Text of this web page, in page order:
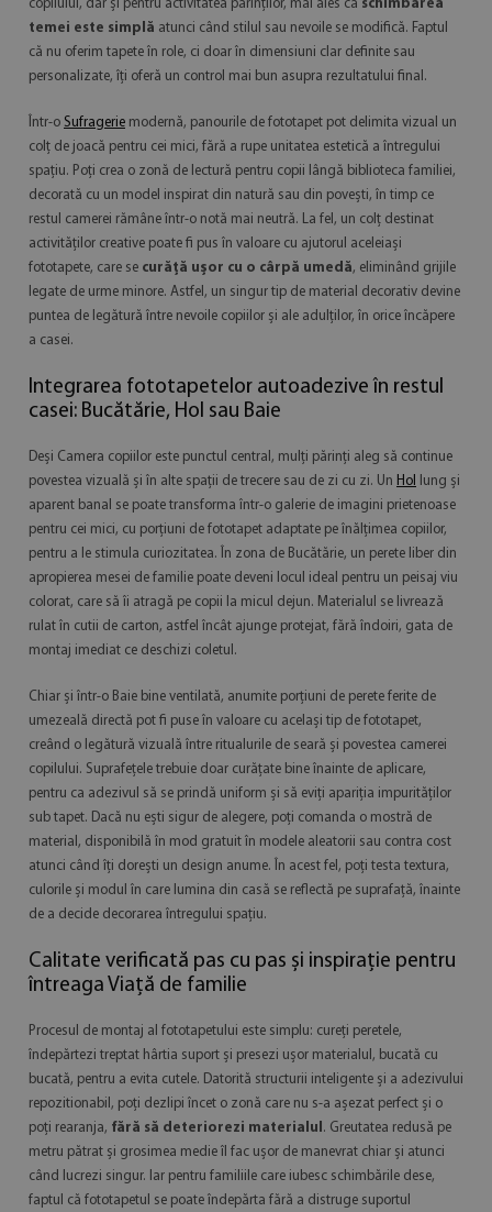
copilului, dar și pentru activitatea părinților, mai ales că schimbarea
temei este simplă atunci când stilul sau nevoile se modifică. Faptul
că nu oferim tapete în role, ci doar în dimensiuni clar definite sau
personalizate, îți oferă un control mai bun asupra rezultatului final.
Într-o Sufragerie modernă, panourile de fototapet pot delimita vizual un
colț de joacă pentru cei mici, fără a rupe unitatea estetică a întregului
spațiu. Poți crea o zonă de lectură pentru copii lângă biblioteca familiei,
decorată cu un model inspirat din natură sau din povești, în timp ce
restul camerei rămâne într-o notă mai neutră. La fel, un colț destinat
activităților creative poate fi pus în valoare cu ajutorul aceleiași
fototapete, care se curăță ușor cu o cârpă umedă, eliminând grijile
legate de urme minore. Astfel, un singur tip de material decorativ devine
puntea de legătură între nevoile copiilor și ale adulților, în orice încăpere
a casei.
Integrarea fototapetelor autoadezive în restul
casei: Bucătărie, Hol sau Baie
Deși Camera copiilor este punctul central, mulți părinți aleg să continue
povestea vizuală și în alte spații de trecere sau de zi cu zi. Un Hol
lung și
aparent banal se poate transforma într-o galerie de imagini prietenoase
pentru cei mici, cu porțiuni de fototapet adaptate pe înălțimea copiilor,
pentru a le stimula curiozitatea. În zona de Bucătărie, un perete liber din
apropierea mesei de familie poate deveni locul ideal pentru un peisaj viu
colorat, care să îi atragă pe copii la micul dejun. Materialul se livrează
rulat în cutii de carton, astfel încât ajunge protejat, fără îndoiri, gata de
montaj imediat ce deschizi coletul.
Chiar și într-o Baie bine ventilată, anumite porțiuni de perete ferite de
umezeală directă pot fi puse în valoare cu același tip de fototapet,
creând o legătură vizuală între ritualurile de seară și povestea camerei
copilului. Suprafețele trebuie doar curățate bine înainte de aplicare,
pentru ca adezivul să se prindă uniform și să eviți apariția impurităților
sub tapet. Dacă nu ești sigur de alegere, poți comanda o mostră de
material, disponibilă în mod gratuit în modele aleatorii sau contra cost
atunci când îți dorești un design anume. În acest fel, poți testa textura,
culorile și modul în care lumina din casă se reflectă pe suprafață, înainte
de a decide decorarea întregului spațiu.
Calitate verificată pas cu pas și inspirație pentru
întreaga Viaţă de familie
Procesul de montaj al fototapetului este simplu: cureți peretele,
îndepărtezi treptat hârtia suport și presezi ușor materialul, bucată cu
bucată, pentru a evita cutele. Datorită structurii inteligente și a adezivului
repozitionabil, poți dezlipi încet o zonă care nu s-a așezat perfect și o
poți rearanja, fără să deteriorezi materialul . Greutatea redusă pe
metru pătrat și grosimea medie îl fac ușor de manevrat chiar și atunci
când lucrezi singur. Iar pentru familiile care iubesc schimbările dese,
faptul că fototapetul se poate îndepărta fără a distruge suportul